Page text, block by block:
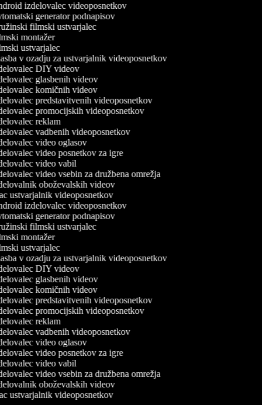
izdelovalec videoposnetkov
generator podnapisov
filmski ustvarjalec
montažer
ustvarjalec
v ozadju za ustvarjalnik videoposnetkov
DIY videov
glasbenih videov
komičnih videov
predstavitvenih videoposnetkov
promocijskih videoposnetkov
reklam
vadbenih videoposnetkov
video oglasov
video posnetkov za igre
video vabil
video vsebin za družbena omrežja
oboževalskih videov
ustvarjalnik videoposnetkov
izdelovalec videoposnetkov
generator podnapisov
filmski ustvarjalec
montažer
ustvarjalec
v ozadju za ustvarjalnik videoposnetkov
DIY videov
glasbenih videov
komičnih videov
predstavitvenih videoposnetkov
promocijskih videoposnetkov
reklam
vadbenih videoposnetkov
video oglasov
video posnetkov za igre
video vabil
video vsebin za družbena omrežja
oboževalskih videov
ustvarjalnik videoposnetkov